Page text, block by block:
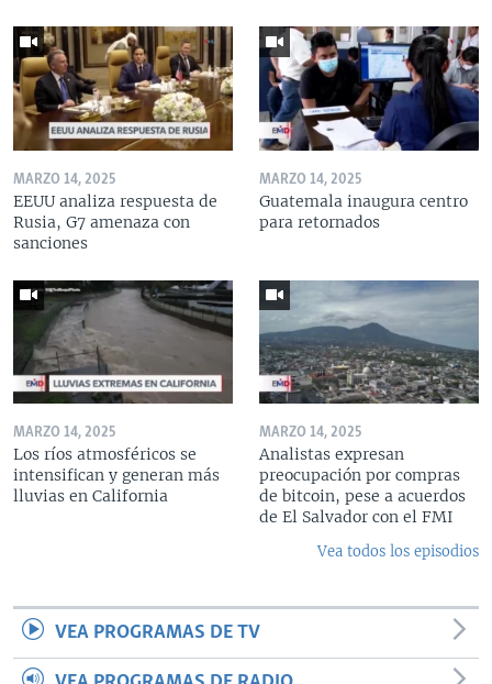
MARZO 14, 2025
EEUU analiza respuesta de
Rusia, G7 amenaza con
sanciones
MARZO 14, 2025
Guatemala inaugura centro
para retornados
MARZO 14, 2025
Los ríos atmosféricos se
intensifican y generan más
lluvias en California
MARZO 14, 2025
Analistas expresan
preocupación por compras
de bitcoin, pese a acuerdos
de El Salvador con el FMI
Vea todos los episodios
VEA PROGRAMAS DE TV